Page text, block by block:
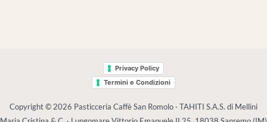
Privacy Policy
Termini e Condizioni
Copyright © 2026 Pasticceria Caffè San Romolo · TAHITI S.A.S. di Mellini